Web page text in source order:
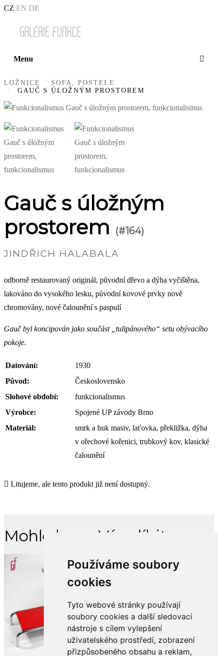
Používáme soubory
cookies
Tyto webové stránky používají
soubory cookies a další sledovací
nástroje s cílem vylepšení
uživatelského prostředí, zobrazení
přizpůsobeného obsahu a reklam,
CZ EN DE
Menu
LOŽNICE
SOFA, POSTELE
GAUČ S ÚLOŽNÝM PROSTOREM
Gauč s úložným
prostorem (#164)
JINDŘICH HALABALA
odborně restaurovaný originál, původní dřevo a dýha vyčištěna,
lakováno do vysokého lesku, původní kovové prvky nově
chromovány, nové čalounění s paspulí
Gauč byl koncipován jako součást „tulipánového“ setu obývacího
pokoje.
Datování:
1930
Původ:
Československo
Slohové období:
funkcionalismus
Výrobce:
Spojené UP závody Brno
Materiál:
smrk a buk masiv, laťovka, překližka, dýha
v ořechové kořenici, trubkový kov, klasické
čalounění
Litujeme, ale tento produkt již není dostupný.
Mohlo by se Vám líbit